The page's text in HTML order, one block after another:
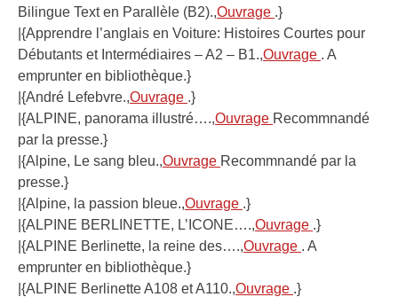
Bilingue Text en Parallèle (B2).,Ouvrage .}
|{Apprendre l’anglais en Voiture: Histoires Courtes pour
Débutants et Intermédiaires – A2 – B1.,Ouvrage . A
emprunter en bibliothèque.}
|{André Lefebvre.,Ouvrage .}
|{ALPINE, panorama illustré….,Ouvrage Recommnandé
par la presse.}
|{Alpine, Le sang bleu.,Ouvrage Recommnandé par la
presse.}
|{Alpine, la passion bleue.,Ouvrage .}
|{ALPINE BERLINETTE, L’ICONE….,Ouvrage .}
|{ALPINE Berlinette, la reine des….,Ouvrage . A
emprunter en bibliothèque.}
|{ALPINE Berlinette A108 et A110.,Ouvrage .}